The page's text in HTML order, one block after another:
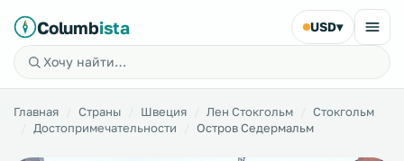
Columbista USD▾
Главная Страны Швеция Лен Стокгольм
Стокгольм
Достопримечательности
Остров Седермальм